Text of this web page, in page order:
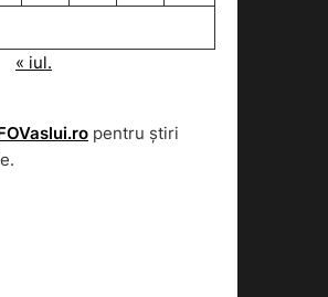
« iul.
pentru știri